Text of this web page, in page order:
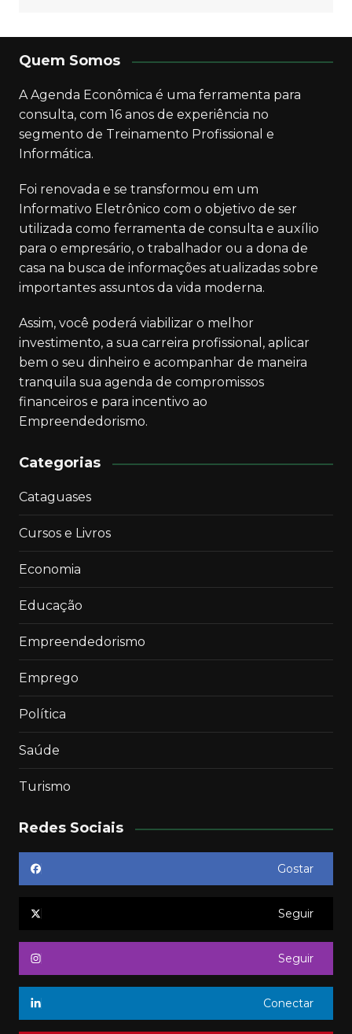
Quem Somos
A Agenda Econômica é uma ferramenta para
consulta, com 16 anos de experiência no
segmento de Treinamento Profissional e
Informática.
Foi renovada e se transformou em um
Informativo Eletrônico com o objetivo de ser
utilizada como ferramenta de consulta e auxílio
para o empresário, o trabalhador ou a dona de
casa na busca de informações atualizadas sobre
importantes assuntos da vida moderna.
Assim, você poderá viabilizar o melhor
investimento, a sua carreira profissional, aplicar
bem o seu dinheiro e acompanhar de maneira
tranquila sua agenda de compromissos
financeiros e para incentivo ao
Empreendedorismo.
Categorias
Cataguases
Cursos e Livros
Economia
Educação
Empreendedorismo
Emprego
Política
Saúde
Turismo
Redes Sociais
Gostar
Seguir
Seguir
Conectar